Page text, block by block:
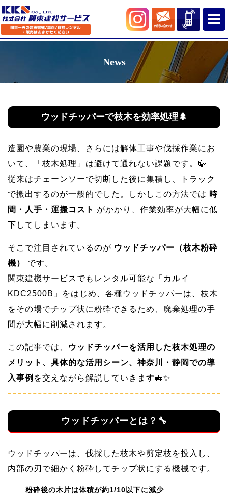
News
ウッドチッパーで枝木を効率処理🌲
造園や農業の現場、さらには解体工事や伐採作業にお
いて、「枝木処理」は避けて通れない課題です。🍃
従来はチェーンソーで切断した後に集積し、トラック
で搬出するのが一般的でした。しかしこの方法では 時
間・人手・運搬コスト がかかり、作業効率が大幅に低
下してしまいます。
そこで注目されているのが ウッドチッパー（枝木粉砕
機）
です。
関東建機サービスでもレンタル可能な「カルイ
KDC2500B」をはじめ、各種ウッドチッパーは、枝木
をその場でチップ状に粉砕できるため、廃棄処理の手
間が大幅に削減されます。
この記事では、
ウッドチッパーを活用した枝木処理の
メリット、具体的な活用シーン、神奈川・静岡での導
入事例 を交えながら解説していきます🚜✨
ウッドチッパーとは？🔧
ウッドチッパーは、伐採した枝木や剪定枝を投入し、
内部の刃で細かく粉砕してチップ状にする機械です。
粉砕後の木片は体積が約1/10以下に減少